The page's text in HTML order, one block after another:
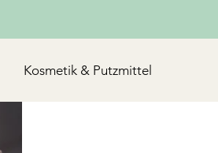
Kosmetik & Putzmittel